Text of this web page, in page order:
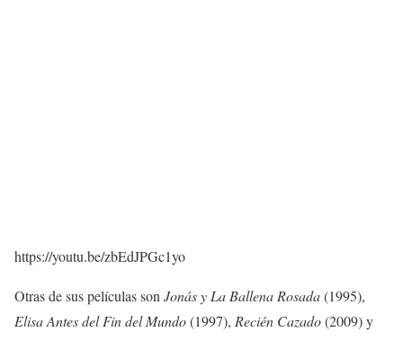
https://youtu.be/zbEdJPGc1yo
Otras de sus películas son Jonás y La Ballena Rosada(1995),
Elisa Antes del Fin del Mundo(1997), Recién Cazado(2009) y